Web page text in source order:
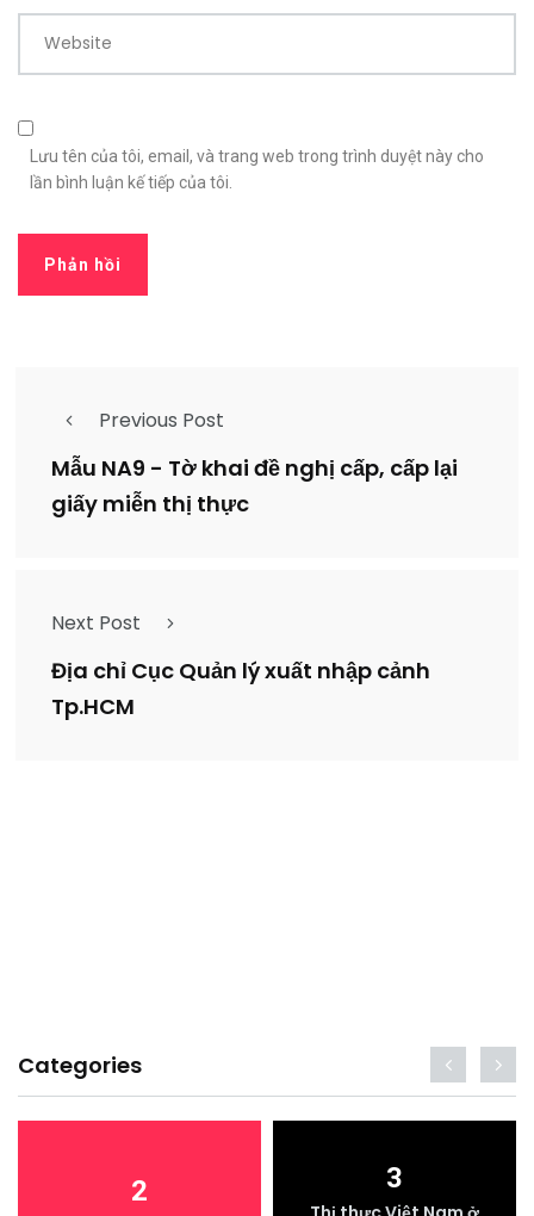
Website
Lưu tên của tôi, email, và trang web trong trình duyệt này cho
lần bình luận kế tiếp của tôi.
Previous Post
Mẫu NA9 - Tờ khai đề nghị cấp, cấp lại
giấy miễn thị thực
Next Post
Địa chỉ Cục Quản lý xuất nhập cảnh
Tp.HCM
Categories
2 3